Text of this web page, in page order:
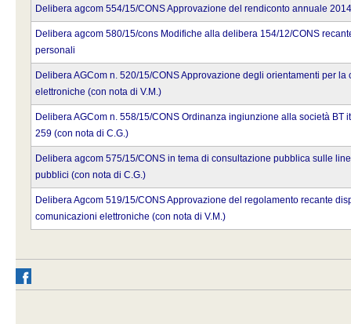
Delibera agcom 554/15/CONS Approvazione del rendiconto annuale
Delibera agcom 580/15/cons Modifiche alla delibera 154/12/CONS
personali
Delibera AGCom n. 520/15/CONS Approvazione degli orientamenti per
elettroniche (con nota di V.M.)
Delibera AGCom n. 558/15/CONS Ordinanza ingiunzione alla società
259 (con nota di C.G.)
Delibera agcom 575/15/CONS in tema di consultazione pubblica sulle
pubblici (con nota di C.G.)
Delibera Agcom 519/15/CONS Approvazione del regolamento recante
comunicazioni elettroniche (con nota di V.M.)